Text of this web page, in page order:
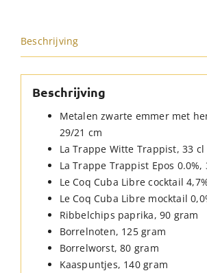
Beschrijving
Beschrijving
Metalen zwarte emmer met
29/21 cm
La Trappe Witte Trappist, 33 cl
La Trappe Trappist Epos 0.0%,
Le Coq Cuba Libre cocktail
Le Coq Cuba Libre mocktail
Ribbelchips paprika, 90 gram
Borrelnoten, 125 gram
Borrelworst, 80 gram
Kaaspuntjes, 140 gram